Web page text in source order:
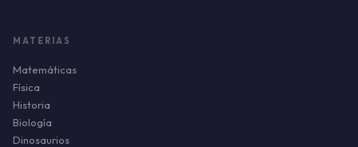
MATERIAS
Matemáticas
Física
Historia
Biología
Dinosaurios